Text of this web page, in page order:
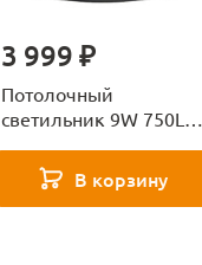
3 999 ₽
Потолочный
светильник 9W 750LM
080947 В корзину